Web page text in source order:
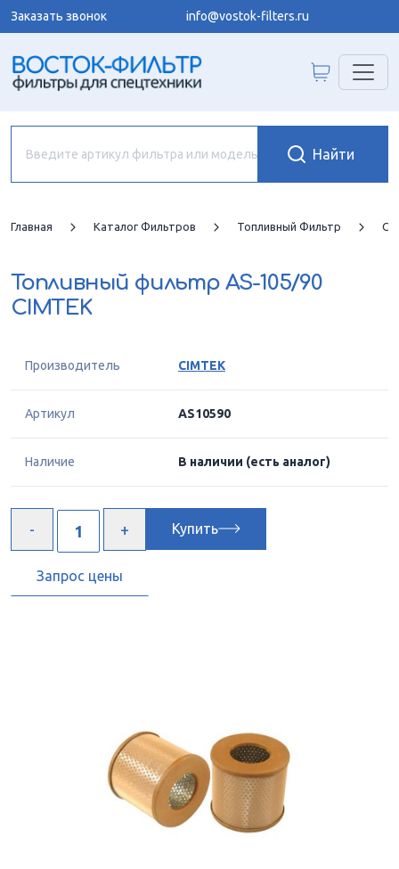
Заказать звонок info@vostok-filters.ru
Главная Каталог Фильтров Топливный Фильтр
Топливный фильтр AS-105/90
CIMTEK
Производитель CIMTEK
Артикул AS10590
Наличие В наличии (есть аналог)
Купить
Запрос цены